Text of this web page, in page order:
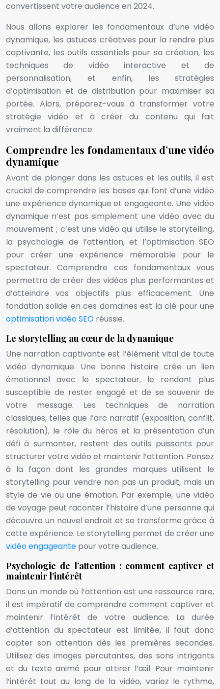
convertissent votre audience en 2024.
Nous allons explorer les fondamentaux d’une vidéo
dynamique, les astuces créatives pour la rendre plus
captivante, les outils essentiels pour sa création, les
techniques de vidéo interactive et de
personnalisation, et enfin, les stratégies
d’optimisation et de distribution pour maximiser sa
portée. Alors, préparez-vous à transformer votre
stratégie vidéo et à créer du contenu qui fait
vraiment la différence.
Comprendre les fondamentaux d’une vidéo
dynamique
Avant de plonger dans les astuces et les outils, il est
crucial de comprendre les bases qui font d’une vidéo
une expérience dynamique et engageante. Une vidéo
dynamique n’est pas simplement une vidéo avec du
mouvement ; c’est une vidéo qui utilise le storytelling,
la psychologie de l’attention, et l’optimisation SEO
pour créer une expérience mémorable pour le
spectateur. Comprendre ces fondamentaux vous
permettra de créer des vidéos plus performantes et
d’atteindre vos objectifs plus efficacement. Une
fondation solide en ces domaines est la clé pour une
optimisation vidéo SEO réussie.
Le storytelling au cœur de la dynamique
Une narration captivante est l’élément vital de toute
vidéo dynamique. Une bonne histoire crée un lien
émotionnel avec le spectateur, le rendant plus
susceptible de rester engagé et de se souvenir de
votre message. Les techniques de narration
classiques, telles que l’arc narratif (exposition, conflit,
résolution), le rôle du héros et la présentation d’un
défi à surmonter, restent des outils puissants pour
structurer votre vidéo et maintenir l’attention. Pensez
à la façon dont les grandes marques utilisent le
storytelling pour vendre non pas un produit, mais un
style de vie ou une émotion. Par exemple, une vidéo
de voyage peut raconter l’histoire d’une personne qui
découvre un nouvel endroit et se transforme grâce à
cette expérience. Le storytelling permet de créer une
vidéo engageante pour votre audience.
Psychologie de l’attention : comment captiver et
maintenir l’intérêt
Dans un monde où l’attention est une ressource rare,
il est impératif de comprendre comment captiver et
maintenir l’intérêt de votre audience. La durée
d’attention du spectateur est limitée, il faut donc
capter son attention dès les premières secondes.
Utilisez des images percutantes, des sons intrigants
et du texte animé pour attirer l’œil. Pour maintenir
l’intérêt tout au long de la vidéo, variez le rythme,